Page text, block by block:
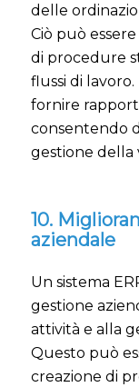
delle
Ciò può
di procedure
flussi di
fornire
consentendo
gestione della
10.
aziendale
Un sistema
gestione
attività e alla
Questo può
creazione di